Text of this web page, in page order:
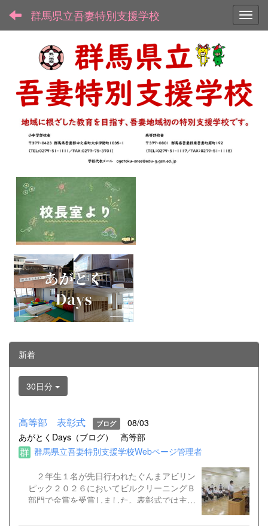
群馬県立吾妻特別支援学校
新着
30日分
高等部 表彰式 ブログ
08/03
あがとくDays（ブログ）
高等部
群馬県立吾妻特別支援学校Webページ管理者
２年生１名が先日行われたぐんまアビリン
ピック２０２６においてビルクリーニングＢ
部門で金賞を受賞しました。表彰式では主催